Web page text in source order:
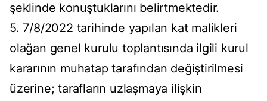
şeklinde konuştuklarını belirtmektedir.
5. 7/8/2022 tarihinde yapılan kat malikleri
olağan genel kurulu toplantısında ilgili kurul
kararının muhatap tarafından değiştirilmesi
üzerine; tarafların uzlaşmaya ilişkin